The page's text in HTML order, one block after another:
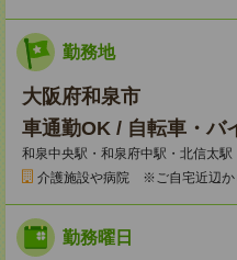
勤務地
大阪府和泉市
車通勤OK / 自転車・バ
和泉中央駅・和泉府中駅・北信太
介護施設や病院 ※ご自宅近辺か
勤務曜日